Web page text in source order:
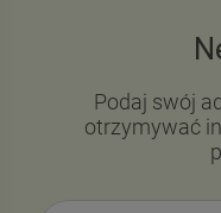
Podaj swój
otrzymywać